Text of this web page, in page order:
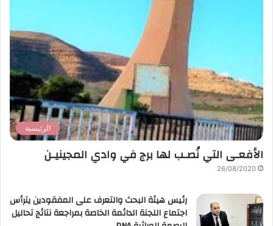
الرئيسية
الأفعـى التي نُصـب لها برج في وادي المجينيـن
26/08/2020
رئيس هيئة البحث والتعرف على المفقودين يترأس
اجتماع اللجنة الدائمة الخاصة بمراجعة نتائج تحاليل